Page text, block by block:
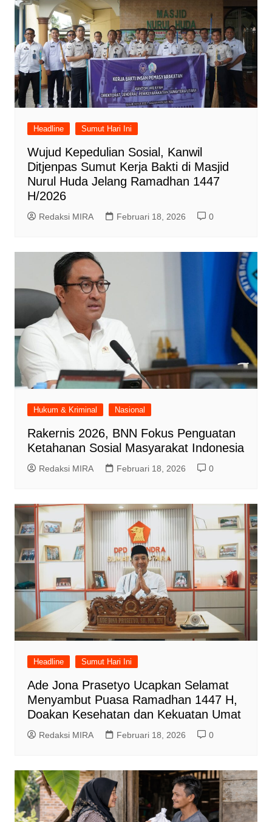
Headline Sumut Hari Ini
Wujud Kepedulian Sosial, Kanwil
Ditjenpas Sumut Kerja Bakti di Masjid
Nurul Huda Jelang Ramadhan 1447
H/2026
Redaksi MIRA Februari 18, 2026 0
Hukum & Kriminal Nasional
Rakernis 2026, BNN Fokus Penguatan
Ketahanan Sosial Masyarakat Indonesia
Redaksi MIRA Februari 18, 2026 0
Headline Sumut Hari Ini
Ade Jona Prasetyo Ucapkan Selamat
Menyambut Puasa Ramadhan 1447 H,
Doakan Kesehatan dan Kekuatan Umat
Redaksi MIRA Februari 18, 2026 0